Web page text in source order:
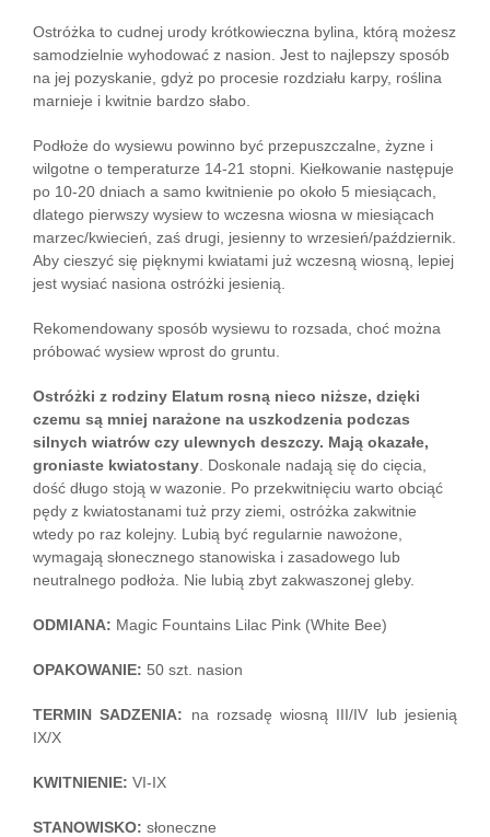
Ostróżka to cudnej urody krótkowieczna bylina, którą możesz
samodzielnie wyhodować z nasion. Jest to najlepszy sposób
na jej pozyskanie, gdyż po procesie rozdziału karpy, roślina
marnieje i kwitnie bardzo słabo.
Podłoże do wysiewu powinno być przepuszczalne, żyzne i
wilgotne o temperaturze 14-21 stopni. Kiełkowanie następuje
po 10-20 dniach a samo kwitnienie po około 5 miesiącach,
dlatego pierwszy wysiew to wczesna wiosna w miesiącach
marzec/kwiecień, zaś drugi, jesienny to wrzesień/październik.
Aby cieszyć się pięknymi kwiatami już wczesną wiosną, lepiej
jest wysiać nasiona ostróżki jesienią.
Rekomendowany sposób wysiewu to rozsada, choć można
próbować wysiew wprost do gruntu.
Ostróżki z rodziny Elatum rosną nieco niższe, dzięki
czemu są mniej narażone na uszkodzenia podczas
silnych wiatrów czy ulewnych deszczy. Mają okazałe,
groniaste kwiatostany . Doskonale nadają się do cięcia,
dość długo stoją w wazonie. Po przekwitnięciu warto obciąć
pędy z kwiatostanami tuż przy ziemi, ostróżka zakwitnie
wtedy po raz kolejny. Lubią być regularnie nawożone,
wymagają słonecznego stanowiska i zasadowego lub
neutralnego podłoża. Nie lubią zbyt zakwaszonej gleby.
ODMIANA: Magic Fountains Lilac Pink (White Bee)
OPAKOWANIE: 50 szt. nasion
TERMIN SADZENIA: na rozsadę wiosną III/IV lub jesienią
IX/X
KWITNIENIE: VI-IX
STANOWISKO: słoneczne